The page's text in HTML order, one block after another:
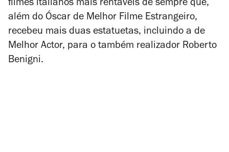
filmes italianos mais rentáveis de sempre que,
além do Óscar de Melhor Filme Estrangeiro,
recebeu mais duas estatuetas, incluindo a de
Melhor Actor, para o também realizador Roberto
Benigni.